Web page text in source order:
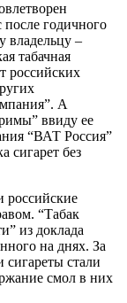
годичного
владельцу –
табачная
российских
А
ввиду ее
“ВАТ Россия”
сигарет без
российские
“Табак
из доклада
на днях. За
сигареты стали
смол в них